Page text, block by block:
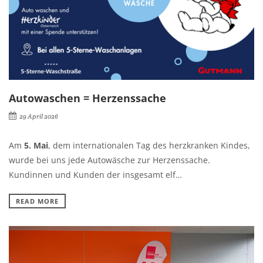
Autowaschen = Herzenssache
29 April 2026
Am 5. Mai, dem internationalen Tag des herzkranken Kindes,
wurde bei uns jede Autowäsche zur Herzenssache.
Kundinnen und Kunden der insgesamt elf…
READ MORE